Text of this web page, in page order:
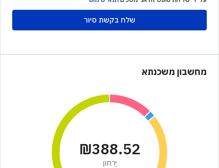
שלח בקשת סיור
מחשבון משכנתא
₪388.52
יַרחוֹן